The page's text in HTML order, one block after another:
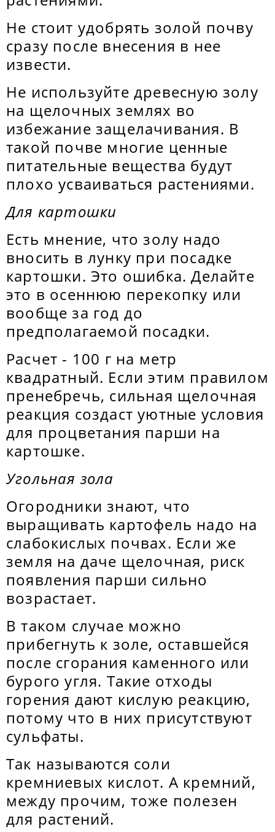
Не стоит удобрять золой почву
сразу после внесения в нее
извести.
Не используйте древесную золу
на щелочных землях во
избежание защелачивания. В
такой почве многие ценные
питательные вещества будут
плохо усваиваться растениями.
Для картошки
Есть мнение, что золу надо
вносить в лунку при посадке
картошки. Это ошибка. Делайте
это в осеннюю перекопку или
вообще за год до
предполагаемой посадки.
Расчет - 100 г на метр
квадратный. Если этим правилом
пренебречь, сильная щелочная
реакция создаст уютные условия
для процветания парши на
картошке.
Угольная зола
Огородники знают, что
выращивать картофель надо на
слабокислых почвах. Если же
земля на даче щелочная, риск
появления парши сильно
возрастает.
В таком случае можно
прибегнуть к золе, оставшейся
после сгорания каменного или
бурого угля. Такие отходы
горения дают кислую реакцию,
потому что в них присутствуют
сульфаты.
Так называются соли
кремниевых кислот. А кремний,
между прочим, тоже полезен
для растений.